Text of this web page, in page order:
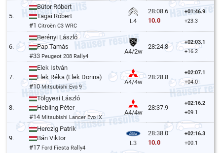
5.
Bútor Róbert
Tagai Róbert
#1Citroën C3 WRC
L4
28:08.6
10.0
+01:46.9
+23.3
6.
Berényi László
Pap Tamás
#33 Peugeot 208 Rally4
A4/2w
28:24.8
+02:03.1
+16.2
7.
Elek István
Elek Réka (Elek Dorina)
#10Mitsubishi Evo 9
A4/4w
28:28.8
+02:07.1
+04.0
8.
Tölgyesi László
Hebling Péter
#14 Mitsubishi Lancer Evo IX
A4/4w
28:37.9
+02:16.2
+09.1
9.
Herczig Patrik
Bán Viktor
#17 Ford Fiesta Rally4
L3
28:38.0
10.0
+02:16.3
+00.1